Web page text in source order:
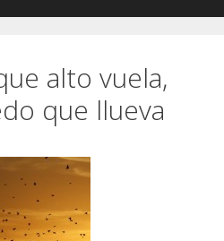
alto vuela,
que llueva